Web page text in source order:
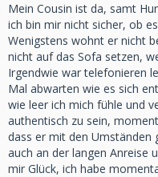
Mein Cousin ist da, samt
ich bin mir nicht sicher, ob
Wenigstens wohnt er nicht
nicht auf das Sofa setzen,
Irgendwie war telefonieren
Mal abwarten wie es sich
wie leer ich mich fühle und
authentisch zu sein,
dass er mit den Umständen
auch an der langen Anreise
mir Glück, ich habe